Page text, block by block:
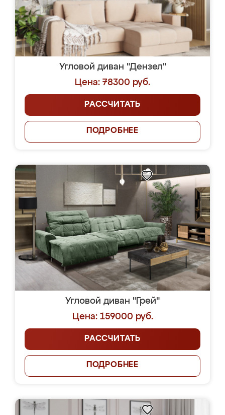
Угловой диван "Дензел"
Цена: 78300 руб.
РАССЧИТАТЬ
ПОДРОБНЕЕ
Угловой диван "Грей"
Цена: 159000 руб.
РАССЧИТАТЬ
ПОДРОБНЕЕ